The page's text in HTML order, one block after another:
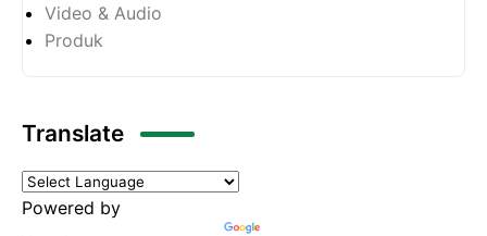
Video & Audio
Produk
Translate
Powered by